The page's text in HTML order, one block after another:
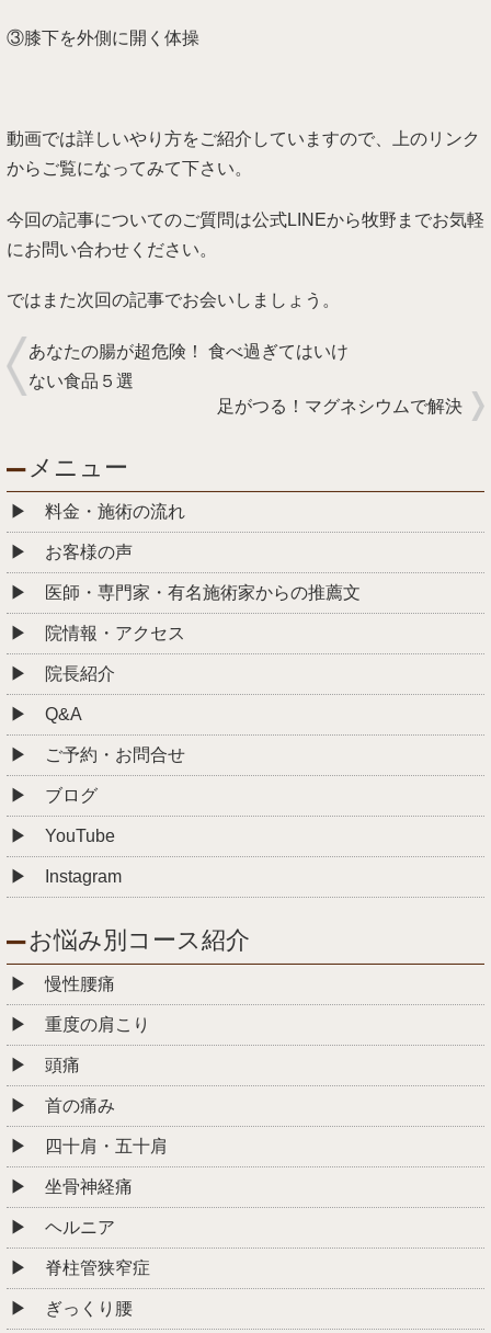
③膝下を外側に開く体操
動画では詳しいやり方をご紹介していますので、上のリンク
からご覧になってみて下さい。
今回の記事についてのご質問は公式LINEから牧野までお気軽
にお問い合わせください。
ではまた次回の記事でお会いしましょう。
あなたの腸が超危険！ 食べ過ぎてはいけ
ない食品５選
足がつる！マグネシウムで解決
メニュー
料金・施術の流れ
お客様の声
医師・専門家・有名施術家からの推薦文
院情報・アクセス
院長紹介
Q&A
ご予約・お問合せ
ブログ
YouTube
Instagram
お悩み別コース紹介
慢性腰痛
重度の肩こり
頭痛
首の痛み
四十肩・五十肩
坐骨神経痛
ヘルニア
脊柱管狭窄症
ぎっくり腰